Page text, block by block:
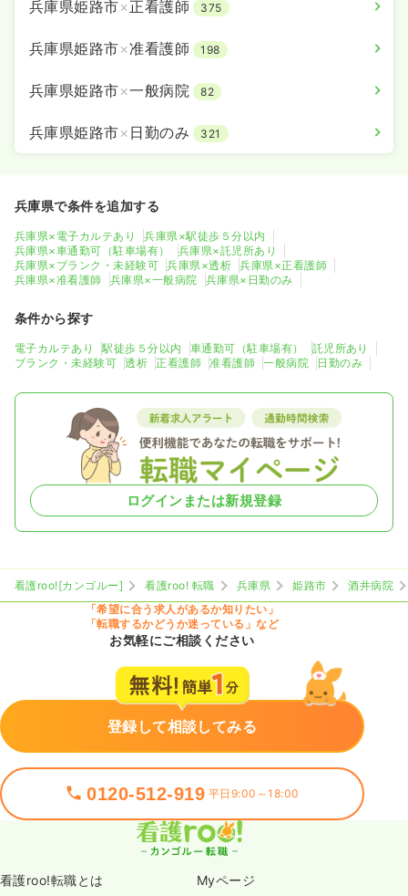
兵庫県姫路市×正看護師 375
兵庫県姫路市×准看護師 198
兵庫県姫路市×一般病院 82
兵庫県姫路市× 日勤のみ 321
兵庫県で条件を追加する
兵庫県×電子カルテあり
兵庫県×駅徒歩５分以内
兵庫県×車通勤可（駐車場有）
兵庫県×託児所あり
兵庫県×ブランク・未経験可
兵庫県×透析
兵庫県×正看護師
兵庫県×准看護師
兵庫県×一般病院 兵庫県×日勤のみ
条件から探す
電子カルテあり 駅徒歩５分以内 車通勤可（駐車場有）
託児所あり
ブランク・未経験可
透析 正看護師 准看護師 一般病院 日勤のみ
ログインまたは新規登録
看護roo![カンゴルー] 看護roo! 転職 兵庫県 姫路市
酒井病院
「希望に合う求人があるか知りたい」
「転職するかどうか迷っている」など
お気軽にご相談ください
登録して相談してみる
0120-512-919 平日9:00～18:00
看護roo!転職とは Myページ